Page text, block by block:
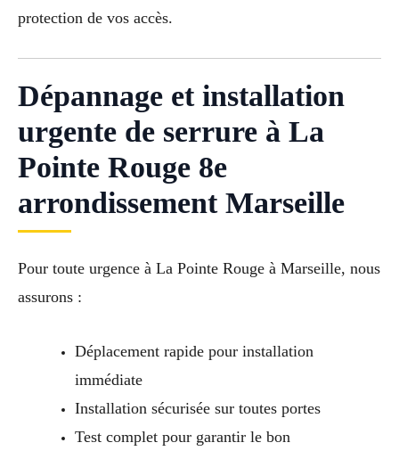
protection de vos accès.
Dépannage et installation
urgente de serrure à La
Pointe Rouge 8e
arrondissement Marseille
Pour toute urgence à La Pointe Rouge à Marseille, nous
assurons :
Déplacement rapide pour installation
immédiate
Installation sécurisée sur toutes portes
Test complet pour garantir le bon